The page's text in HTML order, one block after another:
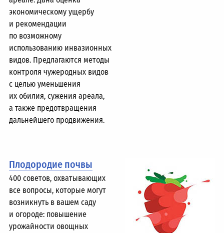
экономическому ущербу
и рекомендации
по возможному
использованию инвазионных
видов. Предлагаются методы
контроля чужеродных видов
с целью уменьшения
их обилия, сужения ареала,
а также предотвращения
дальнейшего продвижения.
Плодородие почвы
400 советов, охватывающих
все вопросы, которые могут
возникнуть в вашем саду
и огороде: повышение
урожайности овощных